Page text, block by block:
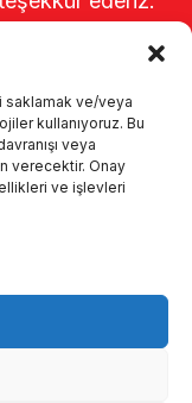
saklamak ve/veya
kullanıyoruz. Bu
veya
verecektir. Onay
ve işlevleri